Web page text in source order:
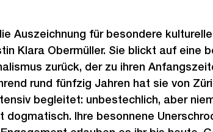
Auszeichnung für besondere
Klara Obermüller. Sie blickt auf eine
zurück, der zu ihren
rund fünfzig Jahren hat sie von
begleitet: unbestechlich, aber
dogmatisch. Ihre besonnene